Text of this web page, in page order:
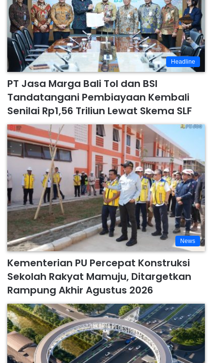
Headline
PT Jasa Marga Bali Tol dan BSI
Tandatangani Pembiayaan Kembali
Senilai Rp1,56 Triliun Lewat Skema SLF
News
Kementerian PU Percepat Konstruksi
Sekolah Rakyat Mamuju, Ditargetkan
Rampung Akhir Agustus 2026